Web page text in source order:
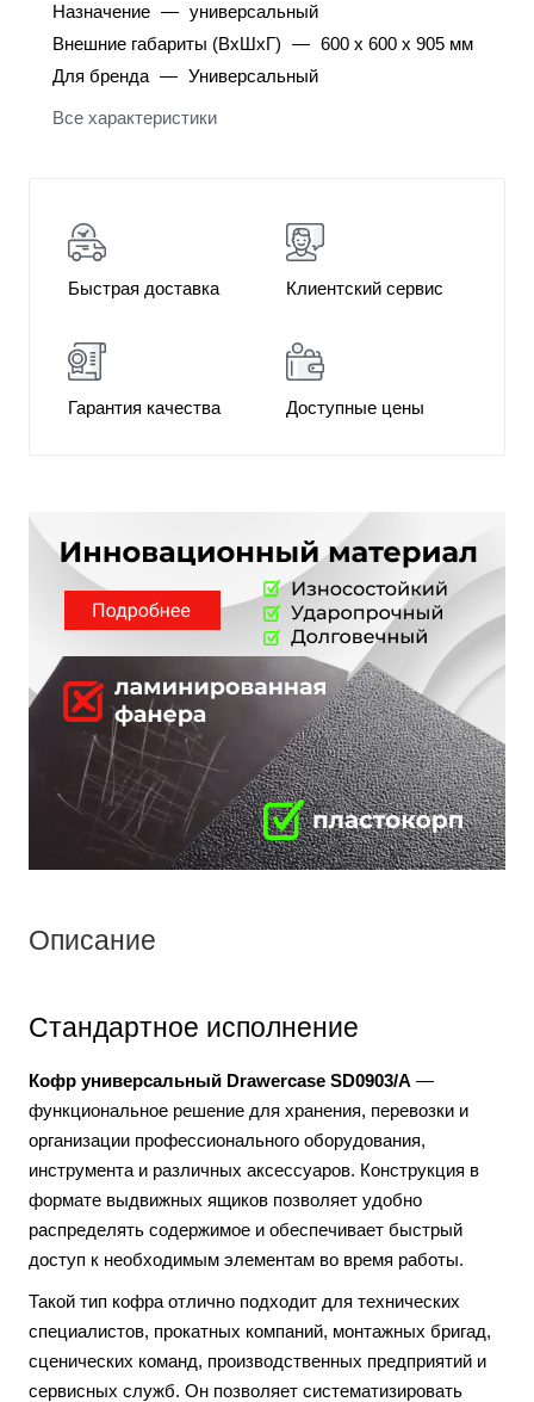
Назначение — универсальный
Внешние габариты (ВхШхГ) — 600 x 600 x 905 мм
Для бренда — Универсальный
Все характеристики
Быстрая доставка Клиентский сервис
Гарантия качества Доступные цены
Описание
Стандартное исполнение
Кофр универсальный Drawercase SD0903/A —
функциональное решение для хранения, перевозки и
организации профессионального оборудования,
инструмента и различных аксессуаров. Конструкция в
формате выдвижных ящиков позволяет удобно
распределять содержимое и обеспечивает быстрый
доступ к необходимым элементам во время работы.
Такой тип кофра отлично подходит для технических
специалистов, прокатных компаний, монтажных бригад,
сценических команд, производственных предприятий и
сервисных служб. Он позволяет систематизировать